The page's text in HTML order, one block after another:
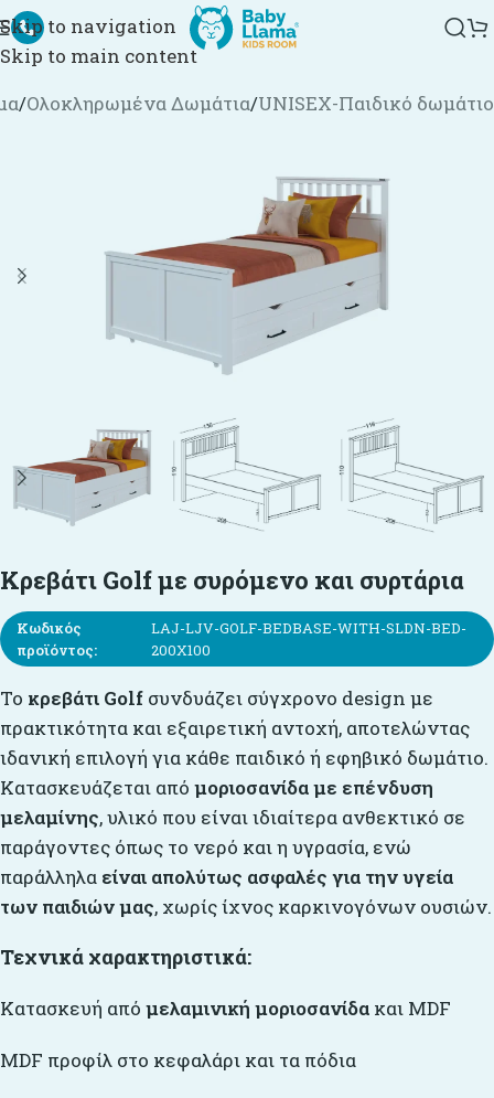
Skip to navigation
Skip to main content
/Ολοκληρωμένα Δωμάτια/UNISEX-Παιδικό δωμάτιο
Κρεβάτι Golf με συρόμενο και συρτάρια
Κωδικός
προϊόντος:
LAJ-LJV-GOLF-BEDBASE-WITH-SLDN-BED-
200X100
Το κρεβάτι Golf συνδυάζει σύγχρονο design με
πρακτικότητα και εξαιρετική αντοχή, αποτελώντας
ιδανική επιλογή για κάθε παιδικό ή εφηβικό δωμάτιο.
Κατασκευάζεται από μοριοσανίδα με επένδυση
μελαμίνης, υλικό που είναι ιδιαίτερα ανθεκτικό σε
παράγοντες όπως το νερό και η υγρασία, ενώ
παράλληλα είναι απολύτως ασφαλές για την υγεία
των παιδιών μας, χωρίς ίχνος καρκινογόνων ουσιών.
Τεχνικά χαρακτηριστικά:
Κατασκευή από μελαμινική μοριοσανίδα και MDF
MDF προφίλ στο κεφαλάρι και τα πόδια